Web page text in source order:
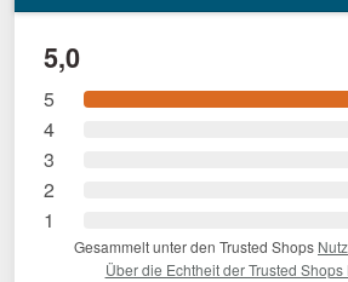
5,0
5
4
3
2
1
Gesammelt unter den Trusted Shops
Über die Echtheit der Trusted